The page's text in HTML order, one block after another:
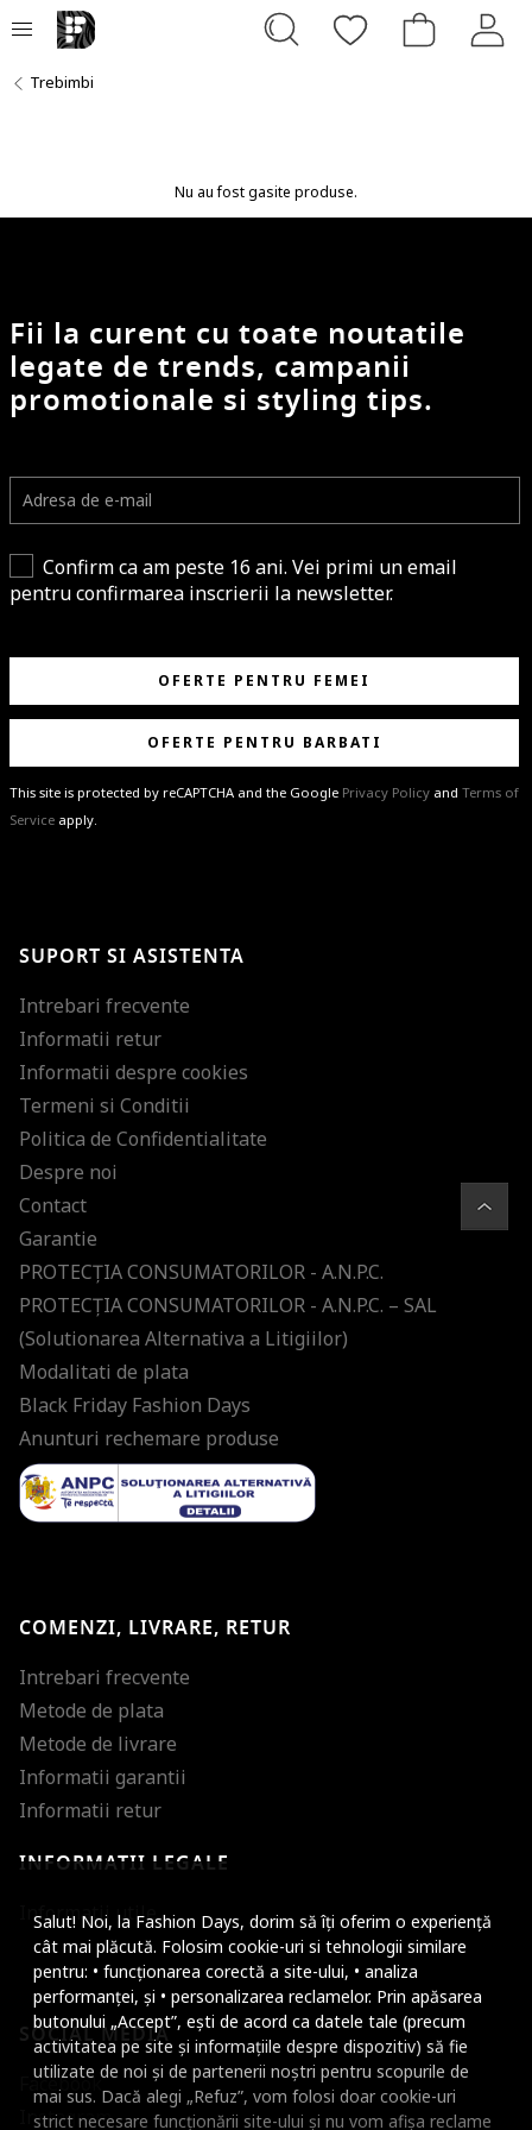
Salut! Noi, la Fashion Days, dorim să îți oferim o experiență
cât mai plăcută. Folosim cookie-uri si tehnologii similare
pentru: • funcționarea corectă a site-ului, • analiza
performanței, și • personalizarea reclamelor. Prin apăsarea
butonului „Accept”, ești de acord ca datele tale (precum
activitatea pe site și informațiile despre dispozitiv) să fie
utilizate de noi și de partenerii noștri pentru scopurile de
mai sus. Dacă alegi „Refuz”, vom folosi doar cookie-uri
strict necesare funcționării site-ului și nu vom afișa reclame
Trebimbi
Nu au fost gasite produse.
Fii la curent cu toate noutatile
legate de trends, campanii
promotionale si styling tips.
Confirm ca am peste 16 ani. Vei primi un email
pentru confirmarea inscrierii la newsletter.
OFERTE PENTRU FEMEI
OFERTE PENTRU BARBATI
This site is protected by reCAPTCHA and the Google Privacy Policy and Terms of
Service apply.
ultimele tendinte in moda!
SUPORT SI ASISTENTA
Intrebari frecvente
Informatii retur
Informatii despre cookies
Termeni si Conditii
Politica de Confidentialitate
Despre noi
Contact
Garantie
PROTECŢIA CONSUMATORILOR - A.N.P.C.
PROTECŢIA CONSUMATORILOR - A.N.P.C. – SAL
(Solutionarea Alternativa a Litigiilor)
Modalitati de plata
Black Friday Fashion Days
Anunturi rechemare produse
COMENZI, LIVRARE, RETUR
Intrebari frecvente
Metode de plata
Metode de livrare
Informatii garantii
Informatii retur
INFORMATII LEGALE
Informatii utile
SOCIAL MEDIA
Facebook
Instagram
Micsoreaza
Mareste spatierea
Micsoreaza
Mareste inaltimea